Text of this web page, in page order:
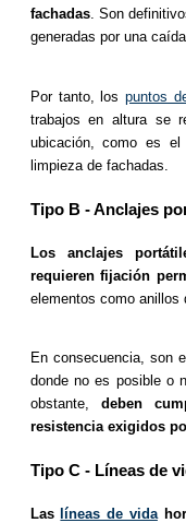
fachadas. Son
generadas por una caída.
Por tanto, lospuntos
trabajos en altura se
ubicación, como es
limpieza de fachadas.
Tipo B - Anclajes
Los anclajes
requieren fijación
elementos como anillos
En consecuencia, son
donde no es posible o
obstante, deben
resistencia exigidos
Tipo C - Líneas de
Las líneas de vida